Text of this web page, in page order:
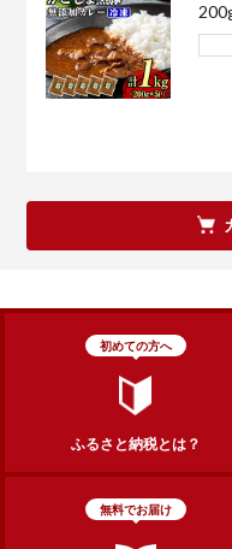
初めての方へ
ふるさと納税とは？
無料でお届け